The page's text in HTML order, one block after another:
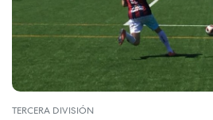
TERCERA DIVISIÓN